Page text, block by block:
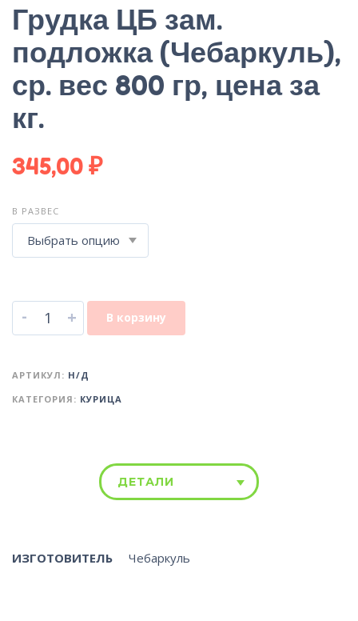
Грудка ЦБ зам.
подложка (Чебаркуль),
ср. вес 800 гр, цена за
кг.
345,00₽
В РАЗВЕС
- + В корзину
АРТИКУЛ: Н/Д
КАТЕГОРИЯ: КУРИЦА
ДЕТАЛИ
ИЗГОТОВИТЕЛЬ Чебаркуль